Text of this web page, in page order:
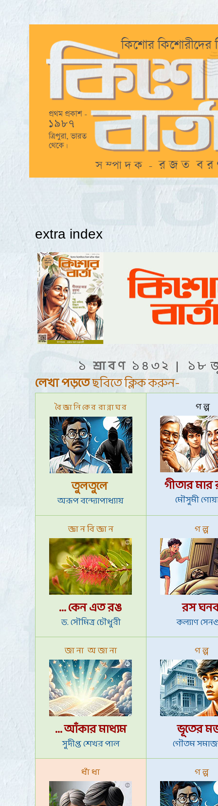
extra index
১ শ্রা ব ণ ১ ৪ ৩ ২ | ১৮
লেখা পড়তেছবিতে ক্লিক করুন-
বৈ জ্ঞা নি কে র রা ন্না ঘ র
তুলতুলে
অরূপ বন্দ্যোপাধ্যায়
গ ল্প
গীতার মার
মৌসুমী
জ্ঞা ন বি জ্ঞা ন
... কেন এত রঙ
ড. সৌমিত্র চৌধুরী
গ ল্প
রস
কল্যাণ
জা না অ জা না
... আঁকার মাধ্যম
সুদীপ্ত শেখর পাল
গ ল্প
ভূতের
গৌতম
ধাঁ ধা
গ ল্প